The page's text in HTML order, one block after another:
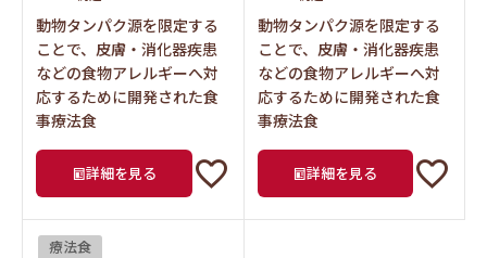
動物タンパク源を限定する
ことで、皮膚・消化器疾患
などの食物アレルギーへ対
応するために開発された食
事療法食
詳細を見る
動物タンパク源を限定する
ことで、皮膚・消化器疾患
などの食物アレルギーへ対
応するために開発された食
事療法食
詳細を見る
療法食